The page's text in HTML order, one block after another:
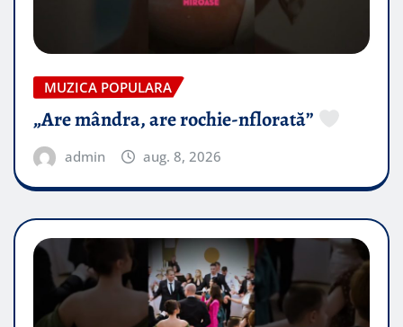
MUZICA POPULARA
„Are mândra, are rochie-nflorată”
admin aug. 8, 2026